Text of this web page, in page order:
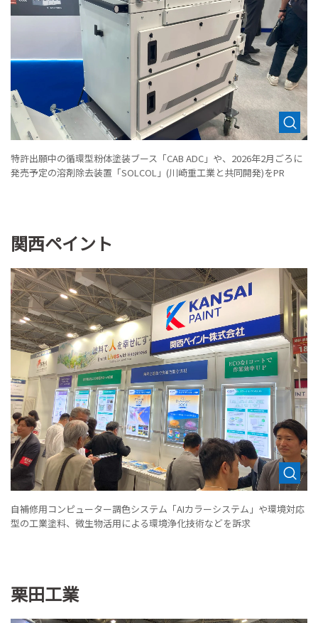
特許出願中の循環型粉体塗装ブース「CAB ADC」や、2026年2月ごろに
発売予定の溶剤除去装置「SOLCOL」(川崎重工業と共同開発)をPR
関西ペイント
自補修用コンピューター調色システム「AIカラーシステム」や環境対応
型の工業塗料、微生物活用による環境浄化技術などを訴求
栗田工業